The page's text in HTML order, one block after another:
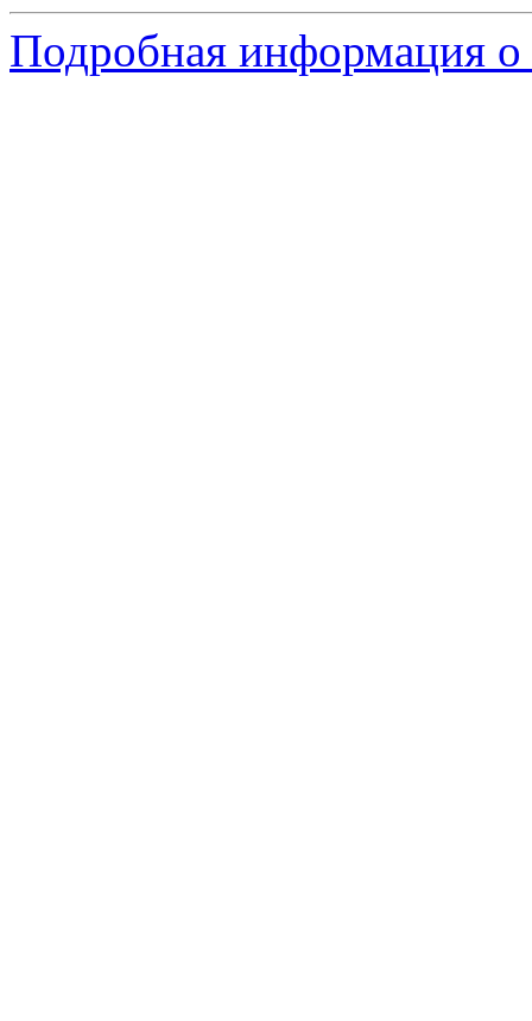
Подробная информация о